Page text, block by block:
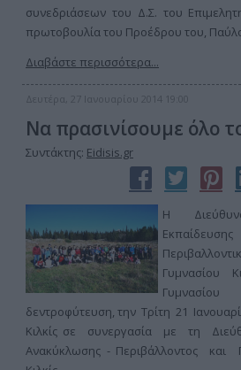
συνεδριάσεων του Δ.Σ. του
πρωτοβουλία του Προέδρου του,
Διαβάστε περισσότερα...
Δευτέρα, 27 Ιανουαρίου 2014 19:00
Να πρασινίσουμε όλο
Συντάκτης: Eidisis.gr
Η
Γυμνασίου
δεντροφύτευση, την Τρίτη 21
Κιλκίς σε συνεργασία με τη
Ανακύκλωσης - Περιβάλλοντος